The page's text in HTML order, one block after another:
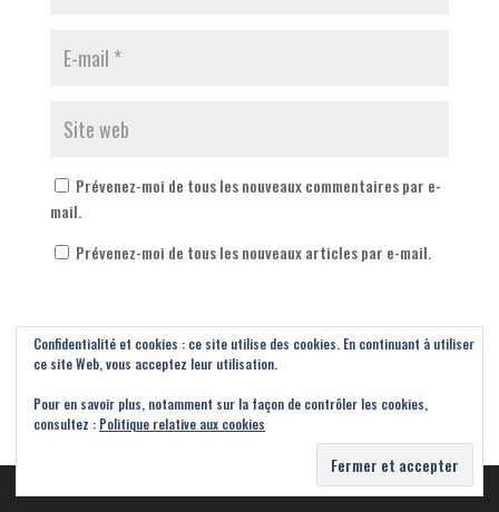
Prévenez-moi de tous les nouveaux commentaires par e-
mail.
Prévenez-moi de tous les nouveaux articles par e-mail.
Confidentialité et cookies : ce site utilise des cookies. En continuant à utiliser
ce site Web, vous acceptez leur utilisation.
Pour en savoir plus, notamment sur la façon de contrôler les cookies,
consultez : Politique relative aux cookies